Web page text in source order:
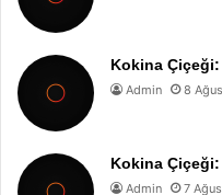
Kokina Çiçeği:
Admin 8
Kokina Çiçeği:
Admin 7